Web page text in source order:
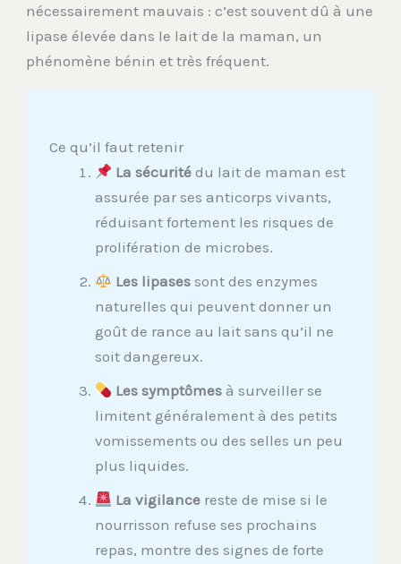
nécessairement mauvais : c’est souvent dû à une
lipase élevée dans le lait de la maman, un
phénomène bénin et très fréquent.
Ce qu’il faut retenir
La sécurité du lait de maman est
assurée par ses anticorps vivants,
réduisant fortement les risques de
prolifération de microbes.
Les lipases sont des enzymes
naturelles qui peuvent donner un
goût de rance au lait sans qu’il ne
soit dangereux.
Les symptômes à surveiller se
limitent généralement à des petits
vomissements ou des selles un peu
plus liquides.
La vigilance reste de mise si le
nourrisson refuse ses prochains
repas, montre des signes de forte